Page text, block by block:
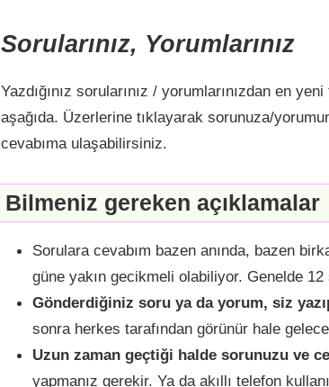
Sorularınız, Yorumlarınız
Yazdığınız sorularınız / yorumlarınızdan en
aşağıda. Üzerlerine tıklayarak sorunuza/
cevabıma ulaşabilirsiniz.
Bilmeniz gereken açıklamalar
Sorulara cevabım bazen anında, bazen
güne yakın gecikmeli olabiliyor. Genelde
Gönderdiğiniz soru ya da yorum, siz
sonra herkes tarafından görünür hale
Uzun zaman geçtiği halde sorunuzu ve
yapmanız gerekir. Ya da akıllı telefon